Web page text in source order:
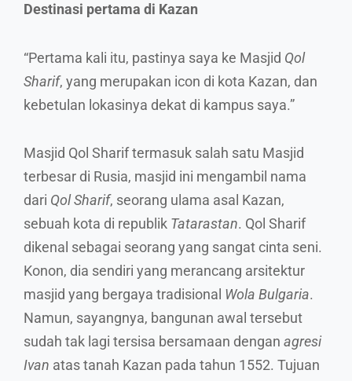
Destinasi pertama di Kazan
“Pertama kali itu, pastinya saya ke Masjid Qol
Sharif, yang merupakan icon di kota Kazan, dan
kebetulan lokasinya dekat di kampus saya.”
Masjid Qol Sharif termasuk salah satu Masjid
terbesar di Rusia, masjid ini mengambil nama
dari Qol Sharif, seorang ulama asal Kazan,
sebuah kota di republik Tatarastan. Qol Sharif
dikenal sebagai seorang yang sangat cinta seni.
Konon, dia sendiri yang merancang arsitektur
masjid yang bergaya tradisional Wola Bulgaria.
Namun, sayangnya, bangunan awal tersebut
sudah tak lagi tersisa bersamaan dengan agresi
Ivan atas tanah Kazan pada tahun 1552. Tujuan